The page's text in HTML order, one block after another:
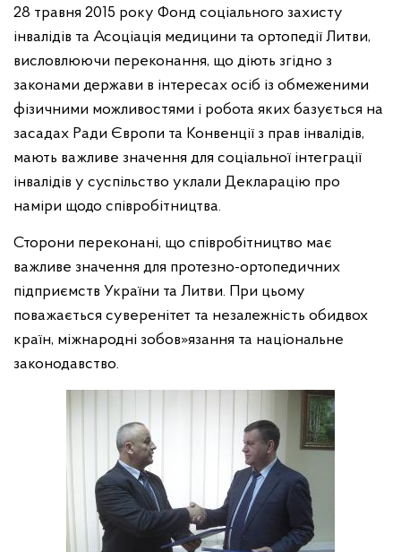
28 травня 2015 року Фонд соціального захисту
інвалідів та Асоціація медицини та ортопедії Литви,
висловлюючи переконання, що діють згідно з
законами держави в інтересах осіб із обмеженими
фізичними можливостями і робота яких базується на
засадах Ради Європи та Конвенції з прав інвалідів,
мають важливе значення для соціальної інтеграції
інвалідів у суспільство уклали Декларацію про
наміри щодо співробітництва.
Сторони переконані, що співробітництво має
важливе значення для протезно-ортопедичних
підприємств України та Литви. При цьому
поважається суверенітет та незалежність обидвох
країн, міжнародні зобов»язання та національне
законодавство.